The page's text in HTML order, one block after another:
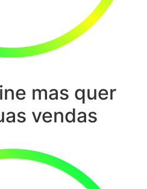
mas quer
vendas